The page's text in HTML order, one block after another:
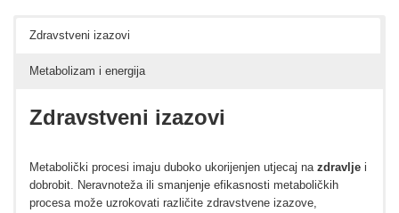
Zdravstveni izazovi
Metabolizam i energija
Zdravstveni izazovi
Metabolički procesi imaju duboko ukorijenjen utjecaj na zdravlje i
dobrobit. Neravnoteža ili smanjenje efikasnosti metaboličkih
procesa može uzrokovati različite zdravstvene izazove,